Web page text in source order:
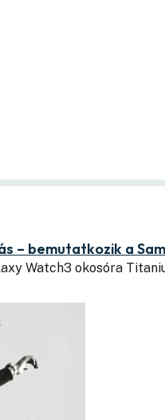
– bemutatkozik a
Watch3 okosóra